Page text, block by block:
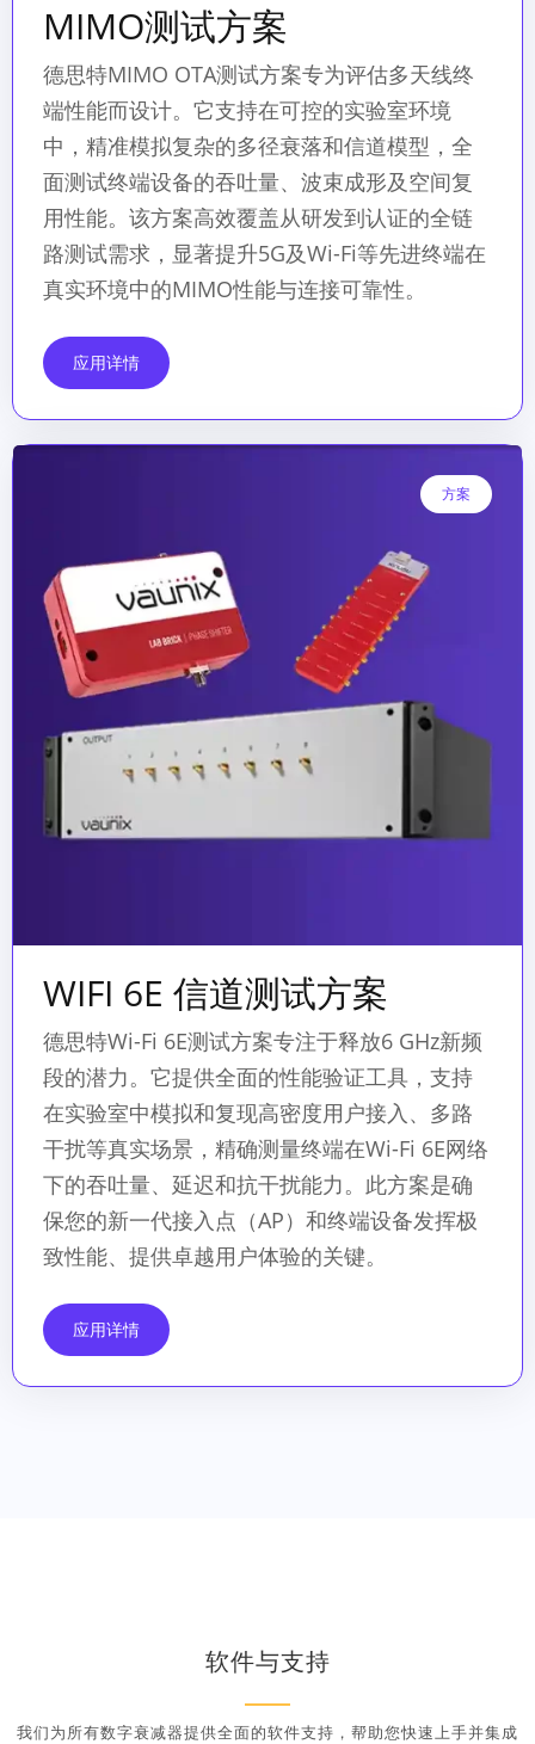
MIMO测试方案
德思特MIMO OTA测试方案专为评估多天线终
端性能而设计。它支持在可控的实验室环境
中，精准模拟复杂的多径衰落和信道模型，全
面测试终端设备的吞吐量、波束成形及空间复
用性能。该方案高效覆盖从研发到认证的全链
路测试需求，显著提升5G及Wi-Fi等先进终端在
真实环境中的MIMO性能与连接可靠性。
应用详情
方案
WIFI 6E 信道测试方案
德思特Wi-Fi 6E测试方案专注于释放6 GHz新频
段的潜力。它提供全面的性能验证工具，支持
在实验室中模拟和复现高密度用户接入、多路
干扰等真实场景，精确测量终端在Wi-Fi 6E网络
下的吞吐量、延迟和抗干扰能力。此方案是确
保您的新一代接入点（AP）和终端设备发挥极
致性能、提供卓越用户体验的关键。
应用详情
软件与支持
我们为所有数字衰减器提供全面的软件支持，帮助您快速上手并集成